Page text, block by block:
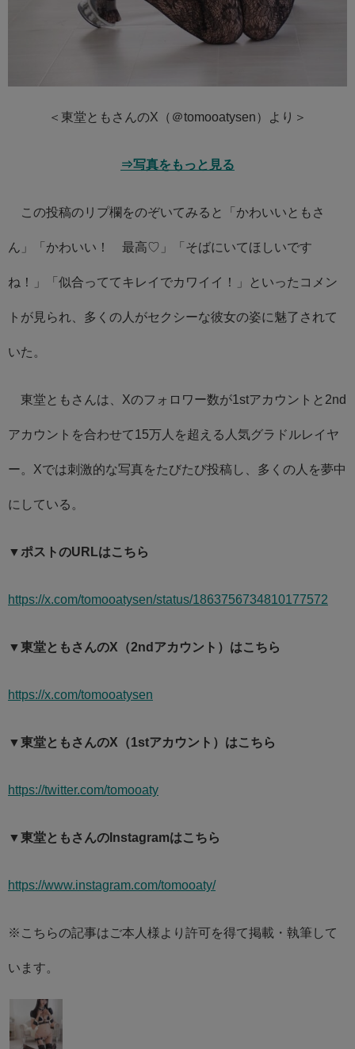
＜東堂ともさんのX（＠tomooatysen）より＞
⇒写真をもっと見る
この投稿のリプ欄をのぞいてみると「かわいいともさ
ん」「かわいい！ 最高♡」「そばにいてほしいです
ね！」「似合っててキレイでカワイイ！」といったコメン
トが見られ、多くの人がセクシーな彼女の姿に魅了されて
いた。
東堂ともさんは、Xのフォロワー数が1stアカウントと2nd
アカウントを合わせて15万人を超える人気グラドルレイヤ
ー。Xでは刺激的な写真をたびたび投稿し、多くの人を夢中
にしている。
▼ポストのURLはこちら
https://x.com/tomooatysen/status/1863756734810177572
▼東堂ともさんのX（2ndアカウント）はこちら
https://x.com/tomooatysen
▼東堂ともさんのX（1stアカウント）はこちら
https://twitter.com/tomooaty
▼東堂ともさんのInstagramはこちら
https://www.instagram.com/tomooaty/
※こちらの記事はご本人様より許可を得て掲載・執筆して
います。